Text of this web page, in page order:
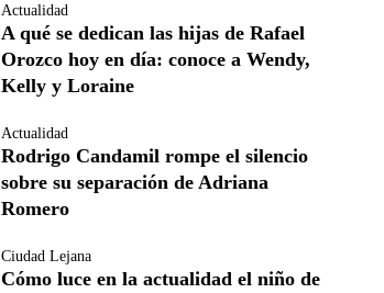
Actualidad
A qué se dedican las hijas de Rafael
Orozco hoy en día: conoce a Wendy,
Kelly y Loraine
Actualidad
Rodrigo Candamil rompe el silencio
sobre su separación de Adriana
Romero
Ciudad Lejana
Cómo luce en la actualidad el niño de